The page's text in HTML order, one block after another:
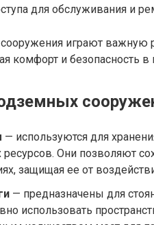
для обслуживания и
играют важную
комфорт и безопасность в
— используются для
ресурсов. Они позволяют
защищая ее от
— предназначены для
использовать